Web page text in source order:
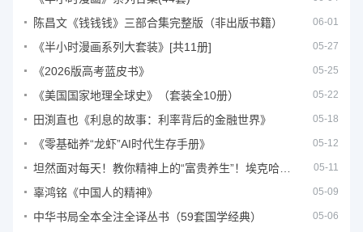
陈昌文《钱钱钱》三部合集完整版（非出版书籍） 06-01
《半小时漫画系列大套装》[共11册] 05-27
《2026版高考蓝皮书》 05-25
《美国国家地理全球史》（套装全10册） 05-22
田渕直也《利息的故事：利率背后的金融世界》 05-18
《零基础养“龙虾”AI时代生存手册》 05-12
05-11
辜鸿铭《中国人的精神》 05-09
中华书局全本全注全译丛书（59套国学经典） 05-06